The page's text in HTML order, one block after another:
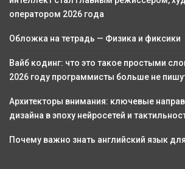
оператором 2026 года
Обложка на тетрадь — Физика и фиксики
Вайб кодинг: что это такое простыми
2026 году программисты больше не
Архитекторы внимания: ключевые
дизайна в эпоху нейросетей и
Почему важно знать английский язык